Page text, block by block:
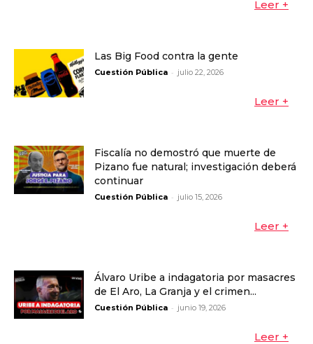
Leer +
Las Big Food contra la gente
Cuestión Pública - julio 22, 2026
Leer +
Fiscalía no demostró que muerte de
Pizano fue natural; investigación deberá
continuar
Cuestión Pública - julio 15, 2026
Leer +
Álvaro Uribe a indagatoria por masacres
de El Aro, La Granja y el crimen...
Cuestión Pública - junio 19, 2026
Leer +